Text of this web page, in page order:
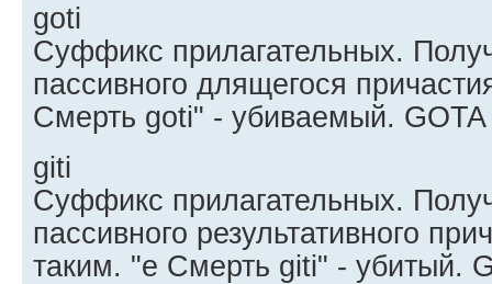
goti
Суффикс прилагательных.
пассивного длящегося
Смерть goti" - убиваемый. GOTA
giti
Суффикс прилагательных.
пассивного результативного
таким. "e Смерть giti" - убитый.